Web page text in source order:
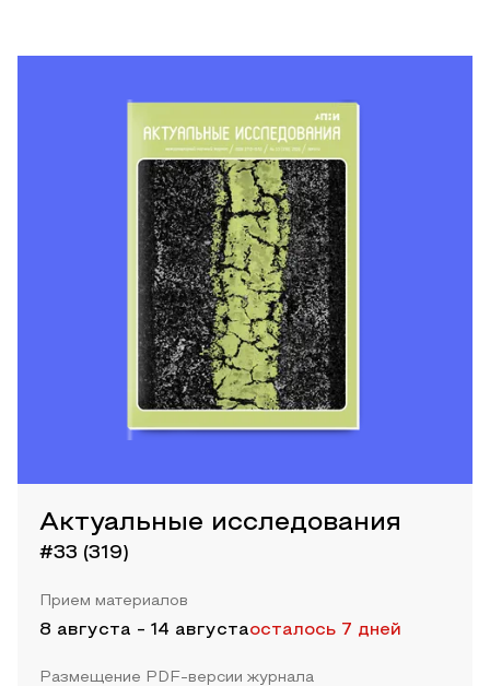
Актуальные исследования
#33 (319)
Прием материалов
8 августа - 14 августаосталось 7 дней
Размещение PDF-версии журнала